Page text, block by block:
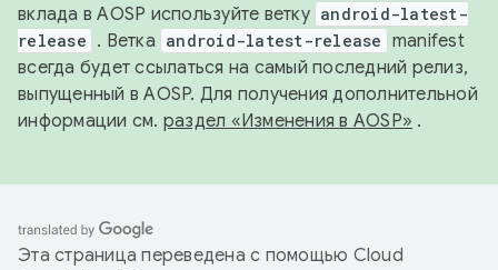
вклада в AOSP используйте ветку android-latest-
release . Ветка android-latest-release manifest
всегда будет ссылаться на самый последний релиз,
выпущенный в AOSP. Для получения дополнительной
информации см. раздел «Изменения в AOSP» .
Эта страница переведена с помощью Cloud